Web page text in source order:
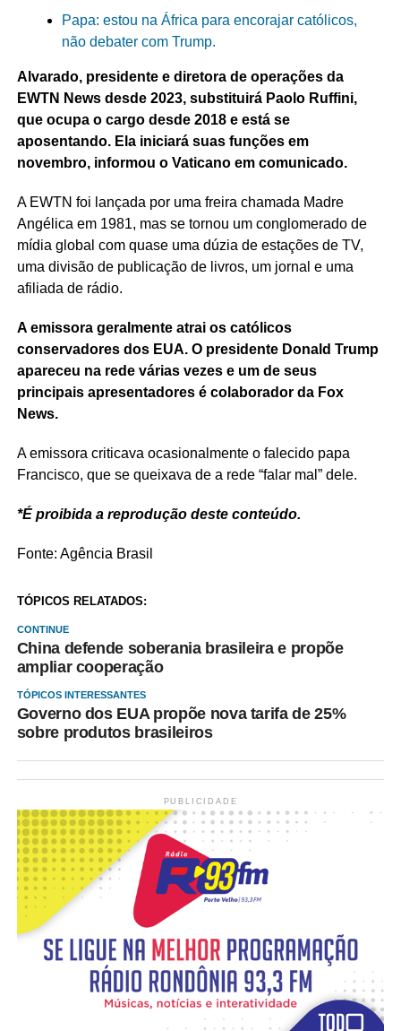
Papa: estou na África para encorajar católicos,
não debater com Trump.
Alvarado, presidente e diretora de operações da
EWTN News desde 2023, substituirá Paolo Ruffini,
que ocupa o cargo desde 2018 e está se
aposentando. Ela iniciará suas funções em
novembro, informou o Vaticano em comunicado.
A EWTN foi lançada por uma freira chamada Madre
Angélica em 1981, mas se tornou um conglomerado de
mídia global com quase uma dúzia de estações de TV,
uma divisão de publicação de livros, um jornal e uma
afiliada de rádio.
A emissora geralmente atrai os católicos
conservadores dos EUA. O presidente Donald Trump
apareceu na rede várias vezes e um de seus
principais apresentadores é colaborador da Fox
News.
A emissora criticava ocasionalmente o falecido papa
Francisco, que se queixava de a rede “falar mal” dele.
*É proibida a reprodução deste conteúdo.
Fonte: Agência Brasil
TÓPICOS RELATADOS:
CONTINUE
China defende soberania brasileira e propõe
ampliar cooperação
TÓPICOS INTERESSANTES
Governo dos EUA propõe nova tarifa de 25%
sobre produtos brasileiros
PUBLICIDADE